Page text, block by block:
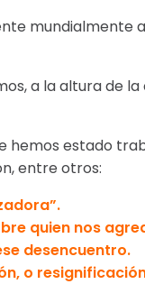
mundialmente
a la altura de
hemos estado
entre otros:
quien nos
desencuentro.
o